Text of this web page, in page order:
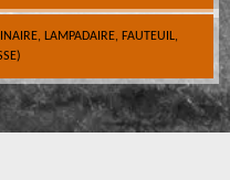
LAMPADAIRE, FAUTEUIL,